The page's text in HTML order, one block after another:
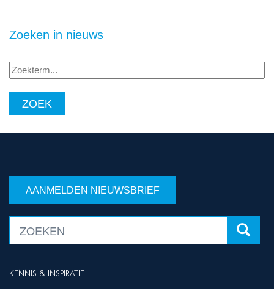
Zoeken in nieuws
AANMELDEN NIEUWSBRIEF
KENNIS & INSPIRATIE